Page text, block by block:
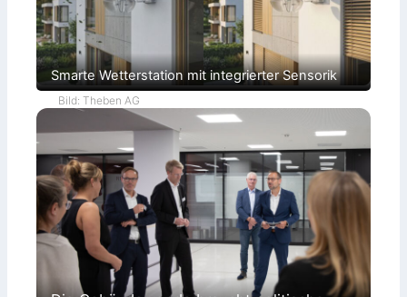
Smarte Wetterstation mit integrierter Sensorik
Bild: Theben AG